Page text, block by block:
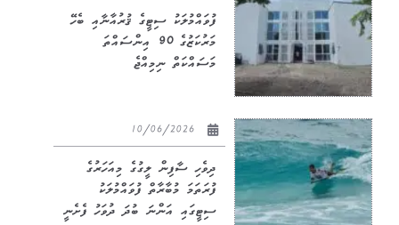
ފުވައްމުލަކު ސިޓީގެ ޤުރުއާނާއި ބެހޭ
މަރުކަޒުގެ 90 އިންސައްތަ
މަސައްކަތް ނިމިއްޖެ
ދިވެހި ސާފިން ލީގުގެ މިއަހަރުގެ
ފުރަތަމަ މުބާރާތް ފުވައްމުލަކު
ސިޓީގައި އަންނަ ބުދަ ދުވަހު ފެށެނީ